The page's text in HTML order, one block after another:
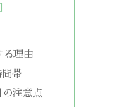
る理由
間帯
の注意点